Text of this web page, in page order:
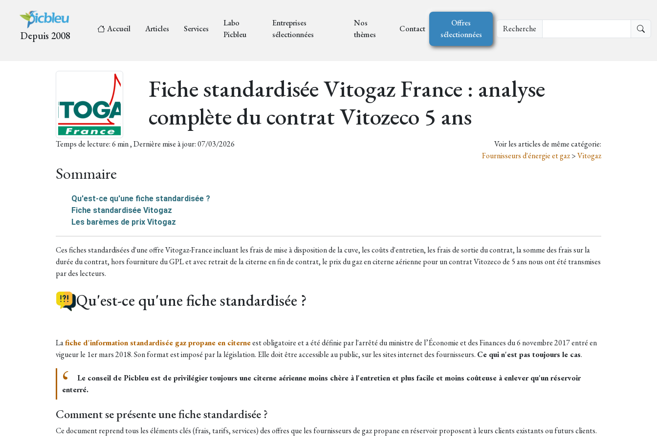
Depuis 2008
Accueil Articles Services
Labo
Picbleu
Entreprises
sélectionnées
Nos
thèmes
Contact
Offres
sélectionnées
Recherche
Fiche standardisée Vitogaz France : analyse
complète du contrat Vitozeco 5 ans
Temps de lecture: 6 min , Dernière mise à jour: 07/03/2026
Voir les articles de même catégorie:
Fournisseurs d'énergie et gaz>Vitogaz
Sommaire
Qu'est-ce qu'une fiche standardisée ?
Fiche standardisée Vitogaz
Les barèmes de prix Vitogaz
Ces fiches standardisées d'une offre Vitogaz-France incluant les frais de mise à disposition de la cuve, les coûts d'entretien, les frais de sortie du contrat, la somme des frais sur la
durée du contrat, hors fourniture du GPL et avec retrait de la citerne en fin de contrat, le prix du gaz en citerne aérienne pour un contrat Vitozeco de 5 ans nous ont été transmises
par des lecteurs.
Qu'est-ce qu'une fiche standardisée ?
Lafiche d'information standardisée gaz propane en citerneest obligatoire et a été définie par l'arrêté du ministre de l’Économie et des Finances du 6 novembre 2017 entré en
vigueur le 1er mars 2018. Son format est imposé par la législation. Elle doit être accessible au public, sur les sites internet des fournisseurs. Ce qui n'est pas toujours le cas.
Le conseil de Picbleu est de privilégier toujours une citerne aérienne moins chère à l'entretien et plus facile et moins coûteuse à enlever qu'un réservoir
enterré.
Comment se présente une fiche standardisée ?
Ce document reprend tous les éléments clés (frais, tarifs, services) des offres que les fournisseurs de gaz propane en réservoir proposent à leurs clients existants ou futurs clients.